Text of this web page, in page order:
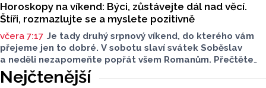
Horoskopy na víkend: Býci, zůstávejte dál nad věcí.
Štíři, rozmazlujte se a myslete pozitivně
včera 7:17 Je tady druhý srpnový víkend, do kterého vám
přejeme jen to dobré. V sobotu slaví svátek Soběslav
a neděli nezapomeňte popřát všem Romanům. Přečtěte
si svůj horoskop a mějte pěkný víkend.
Nejčtenější